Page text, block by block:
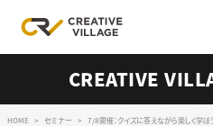
ログイン
CREATIVE
HOME セミナー 7/8開催：クイズに答えながら楽しく学ぼ